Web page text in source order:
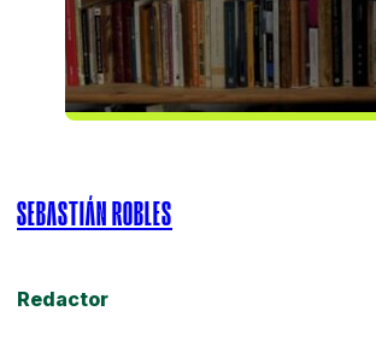
SEBASTIÁN ROBLES
Redactor